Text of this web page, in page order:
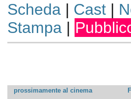
Scheda| Cast|
Stampa|
prossimamente al cinema